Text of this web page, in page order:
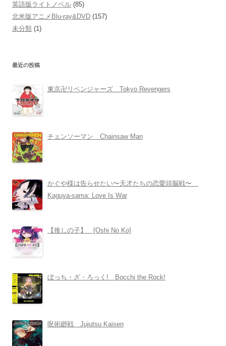
英語版ライトノベル (85)
北米版アニメBlu-ray&DVD (157)
未分類 (1)
最近の投稿
東京卍リベンジャーズ Tokyo Revengers
チェンソーマン Chainsaw Man
かぐや様は告らせたい〜天才たちの恋愛頭脳戦〜
Kaguya-sama: Love Is War
【推しの子】 [Oshi No Ko]
ぼっち・ざ・ろっく! Bocchi the Rock!
呪術廻戦 Jujutsu Kaisen